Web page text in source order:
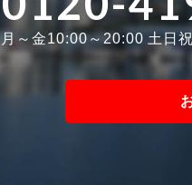
月～金10:00～20:00 土日